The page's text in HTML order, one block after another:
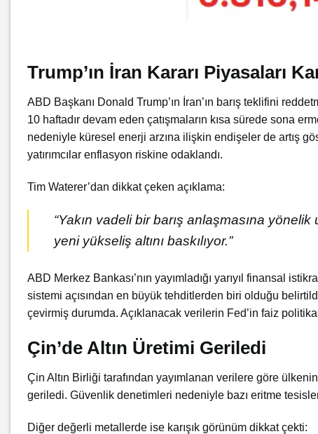
Trump’ın İran Kararı Piyasaları
ABD Başkanı Donald Trump’ın İran’ın barış teklifini
10 haftadır devam eden çatışmaların kısa sürede sona
nedeniyle küresel enerji arzına ilişkin endişeler de artış
yatırımcılar enflasyon riskine odaklandı.
Tim Waterer’dan dikkat çeken açıklama:
“Yakın vadeli bir barış anlaşmasına
yeni yükseliş altını baskılıyor.”
ABD Merkez Bankası’nın yayımladığı yarıyıl finansal
sistemi açısından en büyük tehditlerden biri olduğu
çevirmiş durumda. Açıklanacak verilerin Fed’in faiz
Çin’de Altın Üretimi Geriledi
Çin Altın Birliği tarafından yayımlanan verilere göre
geriledi. Güvenlik denetimleri nedeniyle bazı eritme
Diğer değerli metallerde ise karışık görünüm dikkat çekti: